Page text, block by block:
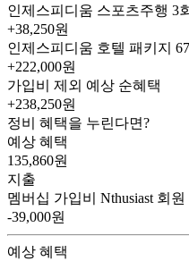
인제스피디움 스포츠주행 3
+38,250원
인제스피디움 호텔 패키지
+222,000원
가입비 제외 예상 순혜택
+238,250원
정비 혜택을 누린다면?
예상 혜택
135,860원
지출
멤버십 가입비
Nthusiast 회
-39,000원
예상 혜택